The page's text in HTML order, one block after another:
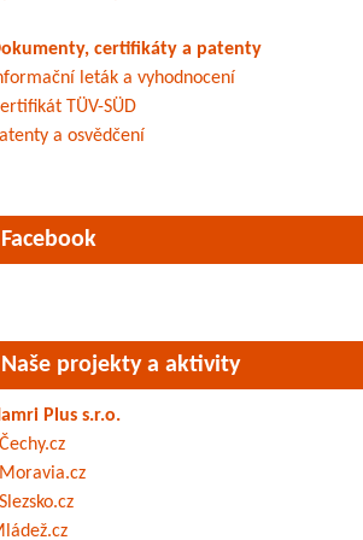
certifikáty a patenty
leták a vyhodnocení
TÜV-SÜD
a osvědčení
Facebook
Naše projekty a aktivity
Plus s.r.o.